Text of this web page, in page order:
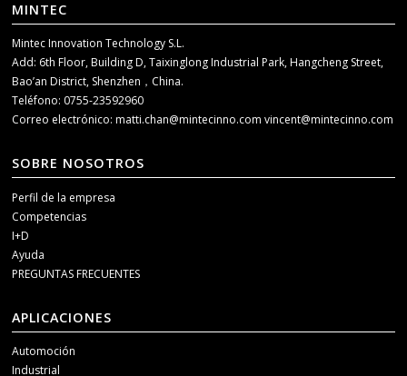
MINTEC
Mintec Innovation Technology S.L.
Add: 6th Floor, Building D, Taixinglong Industrial Park, Hangcheng Street,
Bao’an District, Shenzhen，China.
Teléfono: 0755-23592960
Correo electrónico:matti.chan@mintecinno.comvincent@mintecinno.com
SOBRE NOSOTROS
Perfil de la empresa
Competencias
I+D
Ayuda
PREGUNTAS FRECUENTES
APLICACIONES
Automoción
Industrial